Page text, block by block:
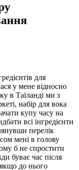
для
у мене відносно
в Таїланді ми з
набір для вока
купу часу на
всі інгредієнти
перелік
мені в голову
б не спростити
буває час після
до нього